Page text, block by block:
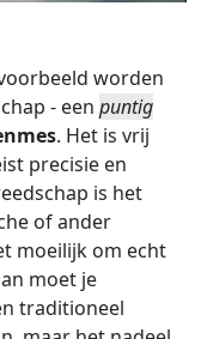
worden
- een puntig
. Het is vrij
precisie en
is het
of ander
moeilijk om echt
moet je
traditioneel